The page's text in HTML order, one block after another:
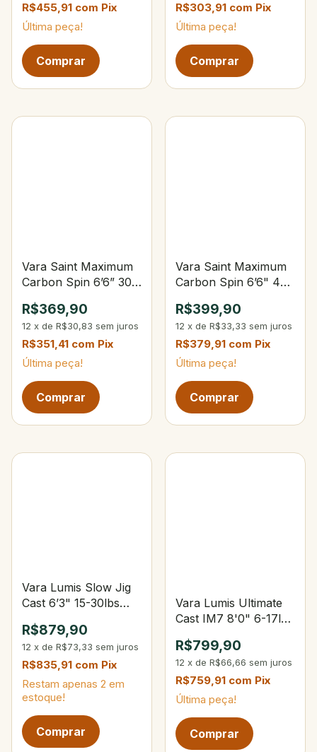
R$455,91 com Pix
Última peça!
R$303,91 com Pix
Última peça!
Vara Saint Maximum
Carbon Spin 6’6” 30-
R$369,90
12 x de R$30,83 sem juros
R$351,41 com Pix
Última peça!
Vara Saint Maximum
Carbon Spin 6’6" 40-
R$399,90
12 x de R$33,33 sem juros
R$379,91 com Pix
Última peça!
Vara Lumis Slow Jig
Cast 6’3" 15-30lbs
R$879,90
12 x de R$73,33 sem juros
R$835,91 com Pix
Restam apenas 2 em
estoque!
Vara Lumis Ultimate
Cast IM7 8'0" 6-17lbs
R$799,90
12 x de R$66,66 sem juros
R$759,91 com Pix
Última peça!